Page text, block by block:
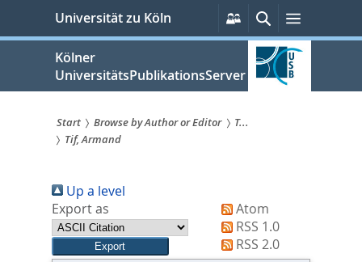
springen
Universität zu Köln
Persönliche
Services
SucheMenü
Kölner
UniversitätsPublikationsServer
Sie
sind
hier:
Start Browse by Author or Editor
T...
Tif, Armand
Up a level
Export as
Atom
RSS 1.0
RSS 2.0